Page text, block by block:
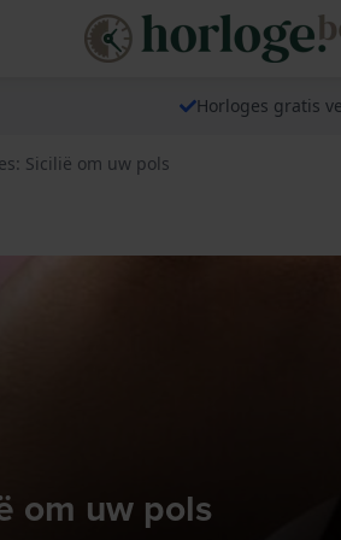
Horloges gratis
Sicilië om uw pols
om uw pols